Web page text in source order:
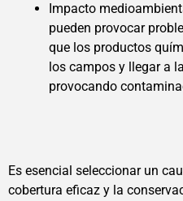
Impacto
pueden provocar
que los productos
los campos y llegar a
provocando
Es esencial seleccionar un
cobertura eficaz y la